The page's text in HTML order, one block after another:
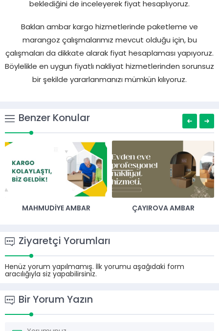
beklediğini de inceleyerek fiyat hesaplıyoruz.
Baklan ambar kargo hizmetlerinde paketleme ve
marangoz çalışmalarımız mevcut olduğu için, bu
çalışmaları da dikkate alarak fiyat hesaplaması yapıyoruz.
Böylelikle en uygun fiyatlı nakliyat hizmetlerinden sorunsuz
bir şekilde yararlanmanızı mümkün kılıyoruz.
Benzer Konular
MAHMUDIYE AMBAR ÇAYIROVA AMBAR
Ziyaretçi Yorumları
Henüz yorum yapılmamış. İlk yorumu aşağıdaki form
aracılığıyla siz yapabilirsiniz.
Bir Yorum Yazın